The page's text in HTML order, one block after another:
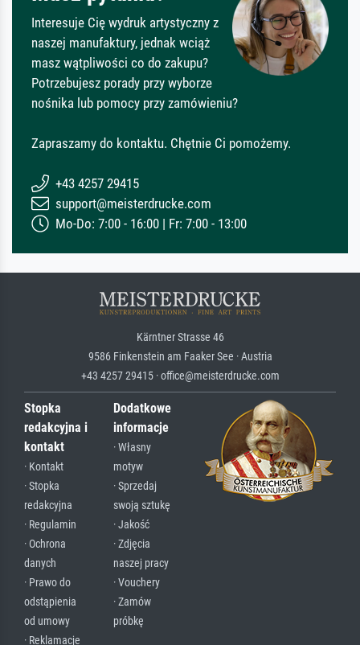
Interesuje Cię wydruk artystyczny z
naszej manufaktury, jednak wciąż
masz wątpliwości co do zakupu?
Potrzebujesz porady przy wyborze
nośnika lub pomocy przy zamówieniu?
Zapraszamy do kontaktu. Chętnie Ci pomożemy.
+43 4257 29415
support@meisterdrucke.com
Mo-Do: 7:00 - 16:00 | Fr: 7:00 - 13:00
Kärntner Strasse 46
9586 Finkenstein am Faaker See · Austria
+43 4257 29415 · office@meisterdrucke.com
Stopka
redakcyjna i
kontakt
· Kontakt
· Stopka
redakcyjna
· Regulamin
· Ochrona
danych
· Prawo do
odstąpienia
od umowy
· Reklamacje
Dodatkowe
informacje
· Własny
motyw
· Sprzedaj
swoją sztukę
· Jakość
· Zdjęcia
naszej pracy
· Vouchery
· Zamów
próbkę